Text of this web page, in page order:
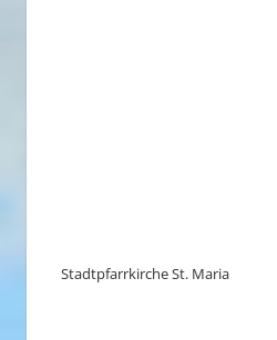
Stadtpfarrkirche St. Maria